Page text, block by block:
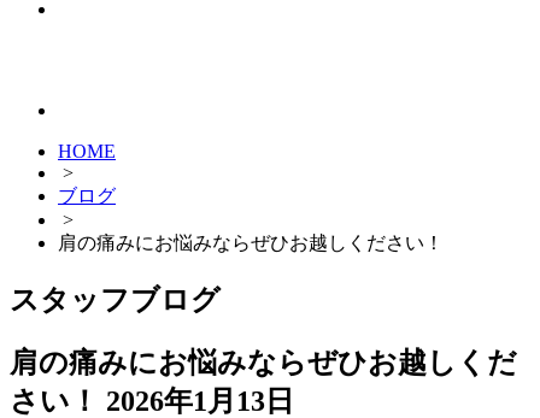
HOME
>
ブログ
>
肩の痛みにお悩みならぜひお越しください！
スタッフブログ
肩の痛みにお悩みならぜひお越しくだ
さい！
2026年1月13日